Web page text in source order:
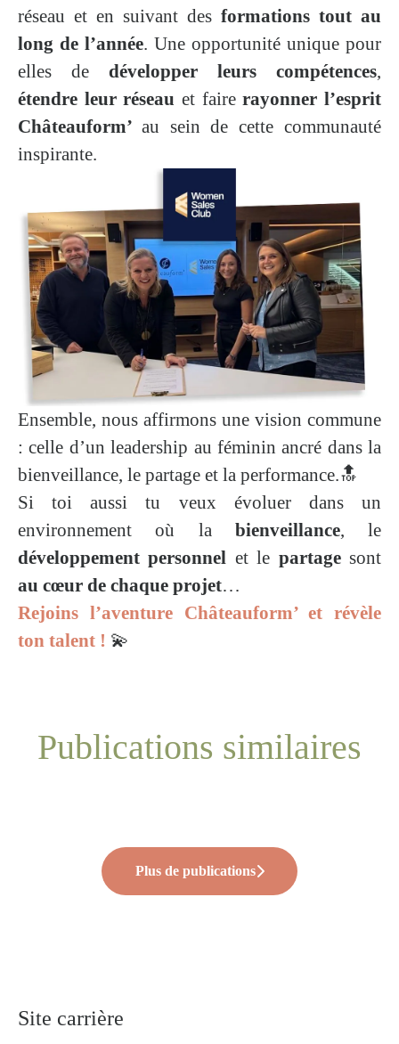
réseau et en suivant des formations tout au
long de l’année. Une opportunité unique pour
elles de développer leurs compétences,
étendre leur réseau et fairerayonner l’esprit
Châteauform’ au sein de cette communauté
inspirante.
Ensemble, nous affirmons une vision commune
: celle d’un leadership au féminin ancré dans la
bienveillance, le partage et la performance.🔝
Si toi aussi tu veux évoluer dans un
environnement où la bienveillance, le
développement personnel et le partagesont
au cœur de chaque projet…
Rejoins l’aventure Châteauform’ et révèle
ton talent ! 💫
Publications similaires
Renouveler l’engagement, retour à
🎙️ Quand les angles morts RH
Plus de publications
Site carrière